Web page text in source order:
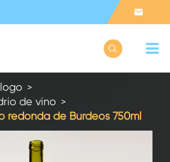


de vino
redonda de Burdeos 750ml